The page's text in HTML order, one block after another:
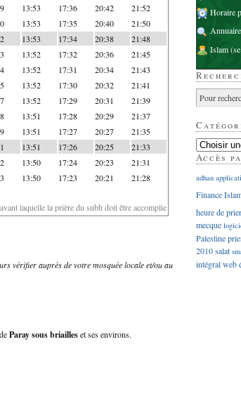
13:53 17:36 20:42 21:52
13:53 17:35 20:40 21:50
13:53 17:34 20:38 21:48
13:52 17:32 20:36 21:45
13:52 17:31 20:34 21:43
13:52 17:30 20:32 21:41
13:52 17:29 20:31 21:39
13:51 17:28 20:29 21:37
13:51 17:27 20:27 21:35
13:51 17:26 20:25 21:33
13:50 17:24 20:23 21:31
13:50 17:23 20:21 21:28
laquelle la prière du subh doit être accomplie
vérifier auprès de votre mosquée locale et/ou au
Paray sous briailleset ses environs.
Horaire
Islam
Accès
adhan
Finance
heure de
mecque
Palestine
2010salat
intégralweb